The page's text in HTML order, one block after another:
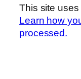
This site
Learn how
processed.